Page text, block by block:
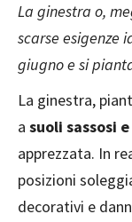
La ginestra o,
scarse esigenze
giugno e si
La ginestra,
a suoli sassosi
apprezzata. In
posizioni
decorativi e